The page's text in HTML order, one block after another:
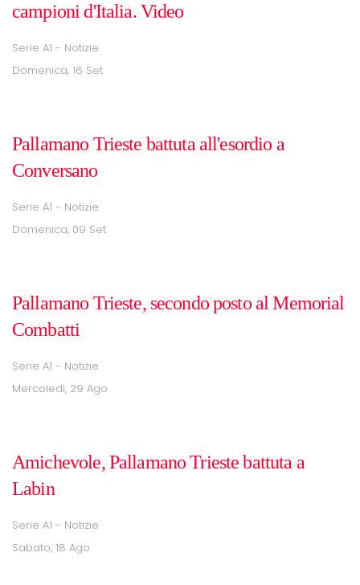
campioni d'Italia. Video
Serie A1 - Notizie
Domenica, 16 Set
Pallamano Trieste battuta all'esordio a
Conversano
Serie A1 - Notizie
Domenica, 09 Set
Pallamano Trieste, secondo posto al Memorial
Combatti
Serie A1 - Notizie
Mercoledì, 29 Ago
Amichevole, Pallamano Trieste battuta a
Labin
Serie A1 - Notizie
Sabato, 18 Ago